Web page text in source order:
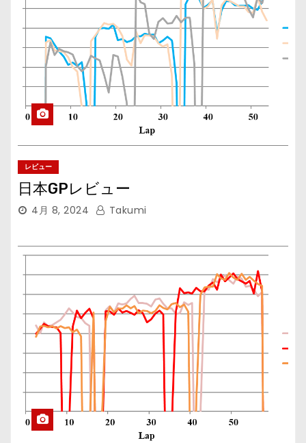
レビュー
日本GPレビュー
4月 8, 2024 Takumi